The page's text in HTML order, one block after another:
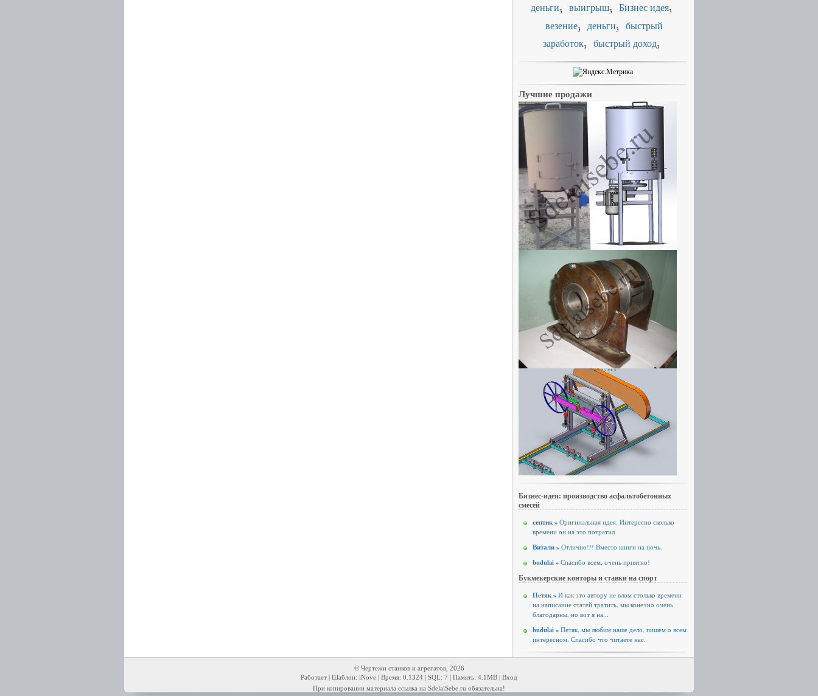
деньги3 выигрыш3 Бизнес идея3
везение3 деньги3
быстрый
заработок3 быстрый доход3
Лучшие продажи
Бизнес-идея: производство асфальтобетонных
смесей
септик » Оригинальная идея. Интересно сколько
времени он на это потратил
Витали » Отлично!!! Вместо книги на ночь.
budulai » Спасибо всем, очень приятно!
Букмекерские конторы и ставки на спорт
Петяк » И как это автору не влом столько времени
на написание статей тратить, мы конечно очень
благодарны, но вот я на...
budulai » Петяк, мы любим наше дело, пишем о всем
интересном. Спасибо что читаете нас.
© Чертежи станков и агрегатов, 2026
Работает | Шаблон: iNove | Время: 0.1324 | SQL: 7 | Память: 4.1MB | Вход
При копировании материала ссылка на SdelaiSebe.ru обязательна!